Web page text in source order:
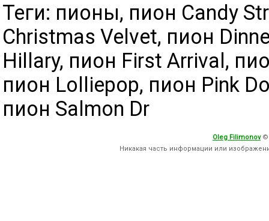
Теги: пионы, пион Candy
Christmas Velvet, пион
Hillary, пион First Arrival,
пион Lolliepop, пион Pink
пион Salmon Dr
Oleg Filimonov ©
Никакая часть информации или